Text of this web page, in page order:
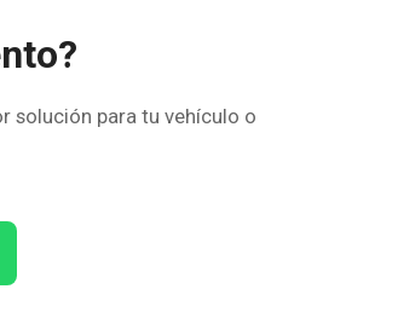
solución para tu vehículo o